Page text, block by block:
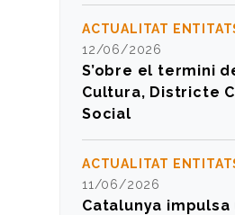
ACTUALITAT
12/06/2026
S’obre el termini
Cultura, Districte
Social
ACTUALITAT
11/06/2026
Catalunya impulsa